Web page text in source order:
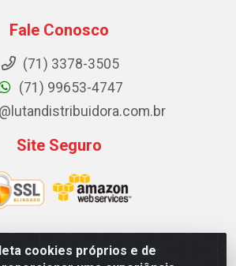
cookies próprios e de
Fale Conosco
(71) 3378-3505
(71) 99653-4747
Site Seguro
- Rua Dr. Gerino Souza Filho, 1525 -